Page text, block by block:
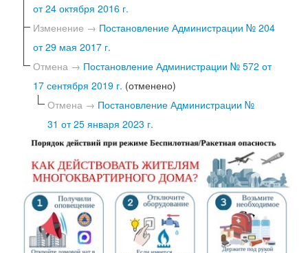
от 24 октября 2016 г.
Изменение → Постановление Администрации № 204
от 29 мая 2017 г.
Отмена → Постановление Администрации № 572 от
17 сентября 2019 г. (отменено)
Отмена → Постановление Администрации №
31 от 25 января 2023 г.